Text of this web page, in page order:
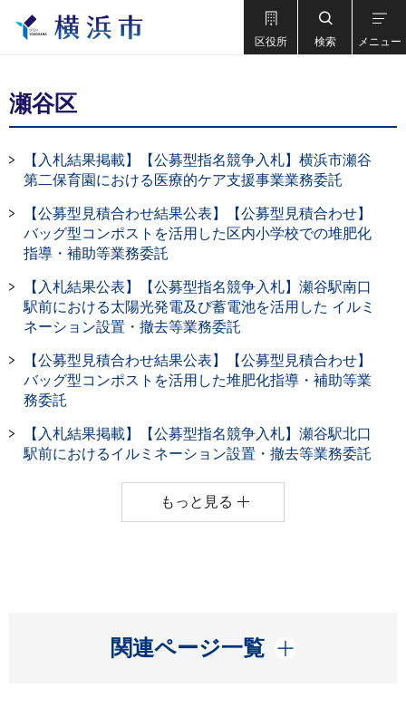
区役所 検索 メニュー
瀬谷区
【入札結果掲載】【公募型指名競争入札】横浜市瀬谷
第二保育園における医療的ケア支援事業業務委託
【公募型見積合わせ結果公表】【公募型見積合わせ】
バッグ型コンポストを活用した区内小学校での堆肥化
指導・補助等業務委託
【入札結果公表】【公募型指名競争入札】瀬谷駅南口
駅前における太陽光発電及び蓄電池を活用した イルミ
ネーション設置・撤去等業務委託
【公募型見積合わせ結果公表】【公募型見積合わせ】
バッグ型コンポストを活用した堆肥化指導・補助等業
務委託
【入札結果掲載】【公募型指名競争入札】瀬谷駅北口
駅前におけるイルミネーション設置・撤去等業務委託
もっと見る
関連ページ一覧
開く